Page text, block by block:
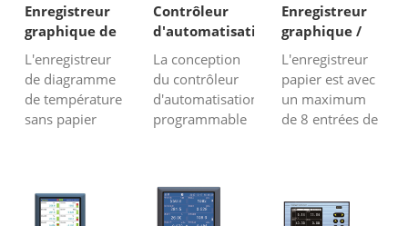
Enregistreur
graphique de
température
sans papier
L'enregistreur
de diagramme
de température
sans papier
d'entrées de
capteur de
Contrôleur
d'automatisation
programmable
à écran tactile
série MS
La conception
du contrôleur
d'automatisation
programmable
le système de
fonctionnement
Enregistreur
graphique /
enregistreur
papier SX
3000
L'enregistreur
papier est avec
un maximum
de 8 entrées de
la fabrication
d'enregistreurs